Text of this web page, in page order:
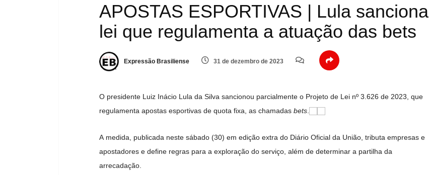
APOSTAS ESPORTIVAS | Lula sanciona
lei que regulamenta a atuação das bets
Expressão Brasiliense 31 de dezembro de 2023
O presidente Luiz Inácio Lula da Silva sancionou parcialmente o Projeto de Lei nº 3.626 de 2023, que
regulamenta apostas esportivas de quota fixa, as chamadas bets
A medida, publicada neste sábado (30) em edição extra do Diário Oficial da União, tributa empresas e
apostadores e define regras para a exploração do serviço, além de determinar a partilha da
arrecadação.